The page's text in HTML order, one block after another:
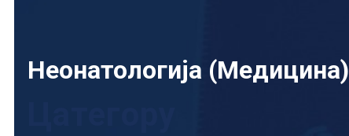
Неонатологија (Медицина)